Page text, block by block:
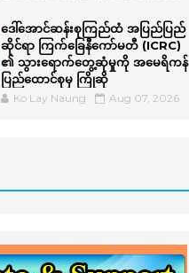
ဒေါ်အောင်ဆန်းစုကြည်ထံ အပြည်ပြည်
ဆိုင်ရာ ကြက်ခြေနီကော်မတီ (ICRC)
၏ သွားရောက်တွေ့ဆုံမှုကို အမေရိကန်
ပြည်ထောင်စုမှ ကြိုဆို
Ko Lay Naung Aug 07, 2026